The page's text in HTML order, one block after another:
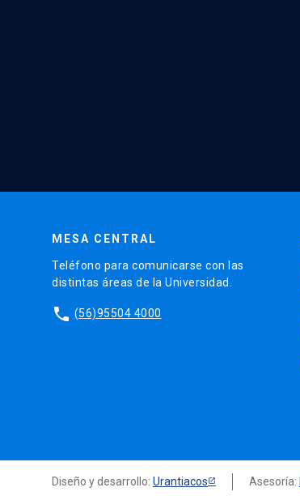
MESA CENTRAL
Teléfono para comunicarse con las
distintas áreas de la Universidad.
phone (56)95504 4000
Diseño y desarrollo: Urantiacos Asesoría: